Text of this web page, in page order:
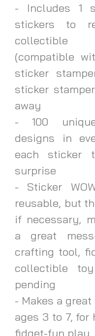
- Includes 1
stickers to
collectible
(compatible
sticker
sticker
away
- 100 unique
designs in
each sticker
surprise
- Sticker
reusable, but
if necessary,
a great
crafting tool,
collectible
pending
- Makes a
ages 3 to 7, for
fidget-fun play